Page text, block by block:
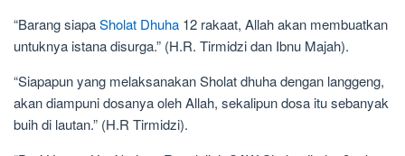
“Barang siapaSholat Dhuha 12 rakaat, Allah akan membuatkan
untuknya istana disurga.” (H.R. Tirmidzi dan Ibnu Majah).
“Siapapun yang melaksanakan Sholat dhuha dengan langgeng,
akan diampuni dosanya oleh Allah, sekalipun dosa itu sebanyak
buih di lautan.” (H.R Tirmidzi).